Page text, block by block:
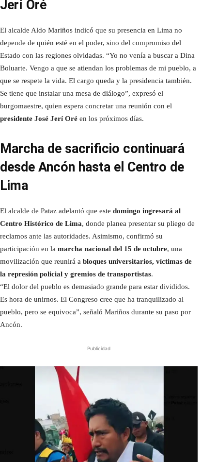
Jerí Oré
El alcalde Aldo Mariños indicó que su presencia en Lima no
depende de quién esté en el poder, sino del compromiso del
Estado con las regiones olvidadas. “Yo no venía a buscar a Dina
Boluarte. Vengo a que se atiendan los problemas de mi pueblo, a
que se respete la vida. El cargo queda y la presidencia también.
Se tiene que instalar una mesa de diálogo”, expresó el
burgomaestre, quien espera concretar una reunión con el
presidente José Jerí Oré en los próximos días.
Marcha de sacrificio continuará
desde Ancón hasta el Centro de
Lima
El alcalde de Pataz adelantó que este domingo ingresará al
Centro Histórico de Lima, donde planea presentar su pliego de
reclamos ante las autoridades. Asimismo, confirmó su
participación en la marcha nacional del 15 de octubre, una
movilización que reunirá a bloques universitarios, víctimas de
la represión policial y gremios de transportistas.
“El dolor del pueblo es demasiado grande para estar divididos.
Es hora de unirnos. El Congreso cree que ha tranquilizado al
pueblo, pero se equivoca”, señaló Mariños durante su paso por
Ancón.
Publicidad